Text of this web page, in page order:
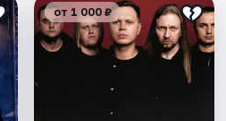
от 1 000 ₽